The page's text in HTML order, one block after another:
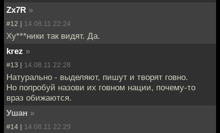
Zx7R »
#12 | 14.08.11 22:24
Ху***ники так видят. Да.
krez »
#13 | 14.08.11 22:28
Натурально - выделяют, пишут и творят говно.
Но попробуй назови их говном нации, почему-то
враз обижаются.
Ушан »
#14 | 14.08.11 22:29